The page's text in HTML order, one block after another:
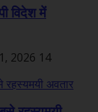
विदेश में
2026 14